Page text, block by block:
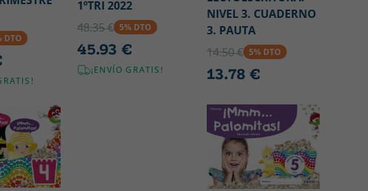
DTO
1ºTRI 2022
48.35 € 5% DTO
45.93 €
¡ENVÍO GRATIS!
NIVEL 3. CUADERNO
3. PAUTA
14.50 € 5% DTO
13.78 €